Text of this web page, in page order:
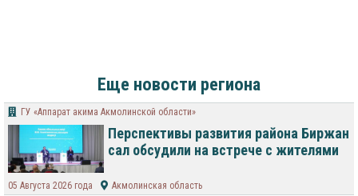
Еще новости региона
ГУ «Аппарат акима Акмолинской области»
Перспективы развития района Биржан
сал обсудили на встрече с жителями
05 Августа 2026 года Акмолинская область